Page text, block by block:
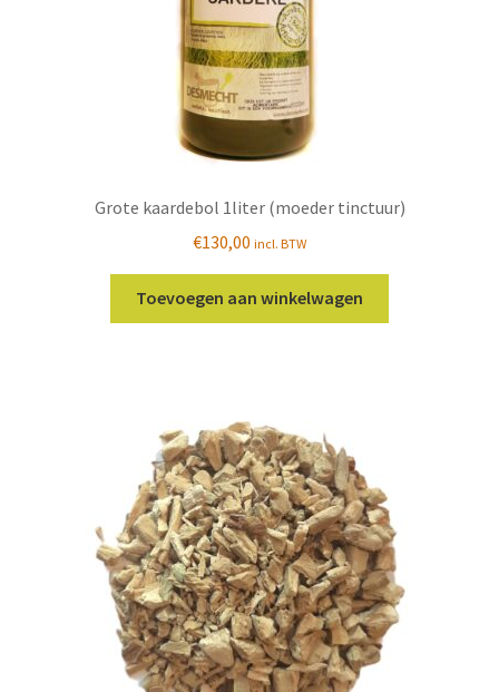
Grote kaardebol 1liter (moeder tinctuur)
€130,00 incl. BTW
Toevoegen aan winkelwagen